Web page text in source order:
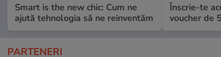
Smart is the new chic: Cum ne
ajută tehnologia să ne reinventăm
Înscrie-te
voucher de
PARTENERI